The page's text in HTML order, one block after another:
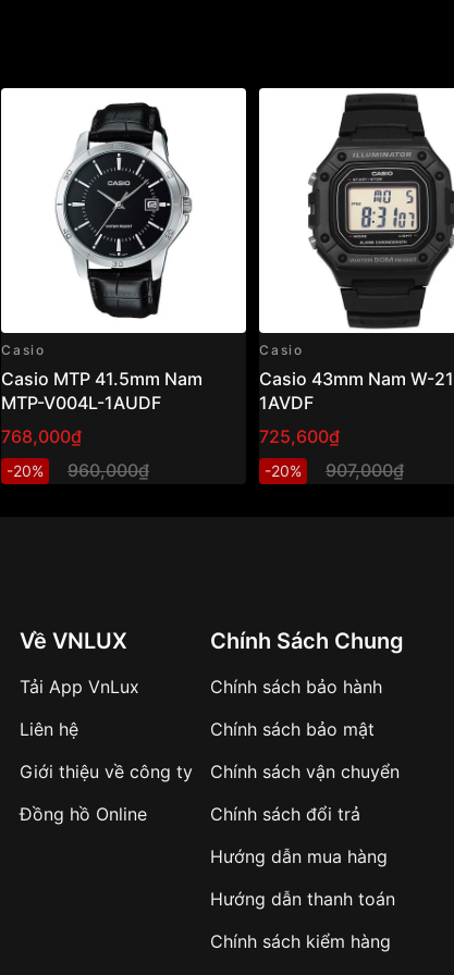
Casio
Casio MTP 41.5mm Nam
MTP-V004L-1AUDF
768,000₫
-20% 960,000₫
Casio
Casio 43mm Nam W-
1AVDF
725,600₫
-20% 907,000₫
Về VNLUX
Tải App VnLux
Liên hệ
Giới thiệu về công ty
Đồng hồ Online
Chính Sách Chung
Chính sách bảo hành
Chính sách bảo mật
Chính sách vận chuyển
Chính sách đổi trả
Hướng dẫn mua hàng
Hướng dẫn thanh toán
Chính sách kiểm hàng